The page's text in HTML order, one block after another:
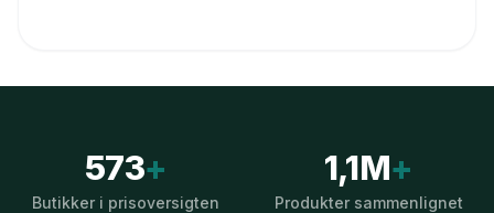
573+
Butikker i prisoversigten
1,1M+
Produkter sammenlignet